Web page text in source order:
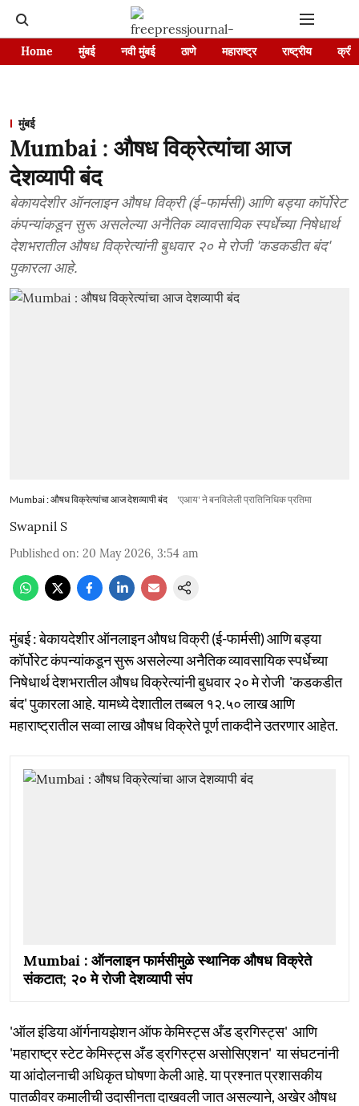
Home मुंबई नवी मुंबई ठाणे महाराष्ट्र राष्ट्रीय
मुंबई
Mumbai : औषध विक्रेत्यांचा आज
देशव्यापी बंद
बेकायदेशीर ऑनलाइन औषध विक्री (ई-फार्मसी) आणि बड्या कॉर्पोरेट
कंपन्यांकडून सुरू असलेल्या अनैतिक व्यावसायिक स्पर्धेच्या निषेधार्थ
देशभरातील औषध विक्रेत्यांनी बुधवार २० मे रोजी 'कडकडीत बंद'
पुकारला आहे.
Mumbai : औषध विक्रेत्यांचा आज देशव्यापी बंद 'एआय' ने बनविलेली प्रातिनिधिक प्रतिमा
Swapnil S
Published on: 20 May 2026, 3:54 am
मुंबई : बेकायदेशीर ऑनलाइन औषध विक्री (ई-फार्मसी) आणि बड्या
कॉर्पोरेट कंपन्यांकडून सुरू असलेल्या अनैतिक व्यावसायिक स्पर्धेच्या
निषेधार्थ देशभरातील औषध विक्रेत्यांनी बुधवार २० मे रोजी 'कडकडीत
बंद' पुकारला आहे. यामध्ये देशातील तब्बल १२.५० लाख आणि
महाराष्ट्रातील सव्वा लाख औषध विक्रेते पूर्ण ताकदीने उतरणार आहेत.
Mumbai : ऑनलाइन फार्मसीमुळे स्थानिक औषध विक्रेते
संकटात; २० मे रोजी देशव्यापी संप
'ऑल इंडिया ऑर्गनायझेशन ऑफ केमिस्ट्स अँड ड्रगिस्ट्स' आणि
'महाराष्ट्र स्टेट केमिस्ट्स अँड ड्रगिस्ट्स असोसिएशन' या संघटनांनी
या आंदोलनाची अधिकृत घोषणा केली आहे. या प्रश्नात प्रशासकीय
पातळीवर कमालीची उदासीनता दाखवली जात असल्याने, अखेर औषध